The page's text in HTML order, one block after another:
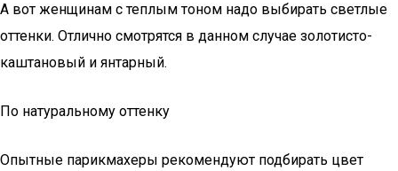
А вот женщинам с теплым тоном надо выбирать светлые
оттенки. Отлично смотрятся в данном случае золотисто-
каштановый и янтарный.
По натуральному оттенку
Опытные парикмахеры рекомендуют подбирать цвет